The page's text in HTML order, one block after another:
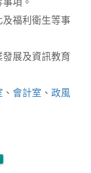
項。
及福利衛生等事
發展及資訊教育
、 會計室 、 政風